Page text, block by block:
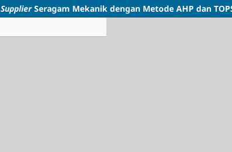
SupplierSeragam Mekanik dengan Metode AHP dan